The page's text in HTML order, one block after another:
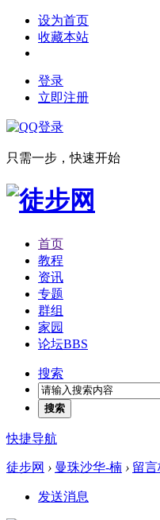
设为首页
收藏本站
登录
立即注册
只需一步，快速开始
首页
教程
资讯
专题
群组
家园
论坛BBS
搜索
搜索
快捷导航
徒步网 › 曼珠沙华-楠 › 留言
发送消息